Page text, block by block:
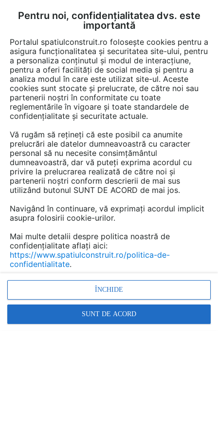
FĂ-ȚI CONT LOGIN
CUM SE FACE
EȘTI AICI: Documentații Certificari produs Alei, pavaje, pardoseli de exterior
Declaratie de performanta - sapa
autonivelata bicomponenta pe baza de
rasini sintetice pentru utilizari la
pardoseli de interior MAPEI
MAPEFLOOR I 302 SL
Limba: Romana
47 afisari
Pentru noi, confidențialitatea dvs. este
importantă
Portalul spatiulconstruit.ro folosește cookies pentru a
asigura funcționalitatea și securitatea site-ului, pentru
a personaliza conținutul și modul de interacțiune,
pentru a oferi facilități de social media și pentru a
analiza modul în care este utilizat site-ul. Aceste
cookies sunt stocate și prelucrate, de către noi sau
partenerii noștri în conformitate cu toate
reglementările în vigoare și toate standardele de
confidențialitate și securitate actuale.
Vă rugăm să rețineți că este posibil ca anumite
prelucrări ale datelor dumneavoastră cu caracter
personal să nu necesite consimțământul
dumneavoastră, dar vă puteți exprima acordul cu
privire la prelucrarea realizată de către noi și
partenerii noștri conform descrierii de mai sus
utilizând butonul SUNT DE ACORD de mai jos.
Navigând în continuare, vă exprimați acordul implicit
asupra folosirii cookie-urilor.
Mai multe detalii despre politica noastră de
confidențialitate aflați aici:
https://www.spatiulconstruit.ro/politica-de-
confidentialitate.
ÎNCHIDE
SUNT DE ACORD